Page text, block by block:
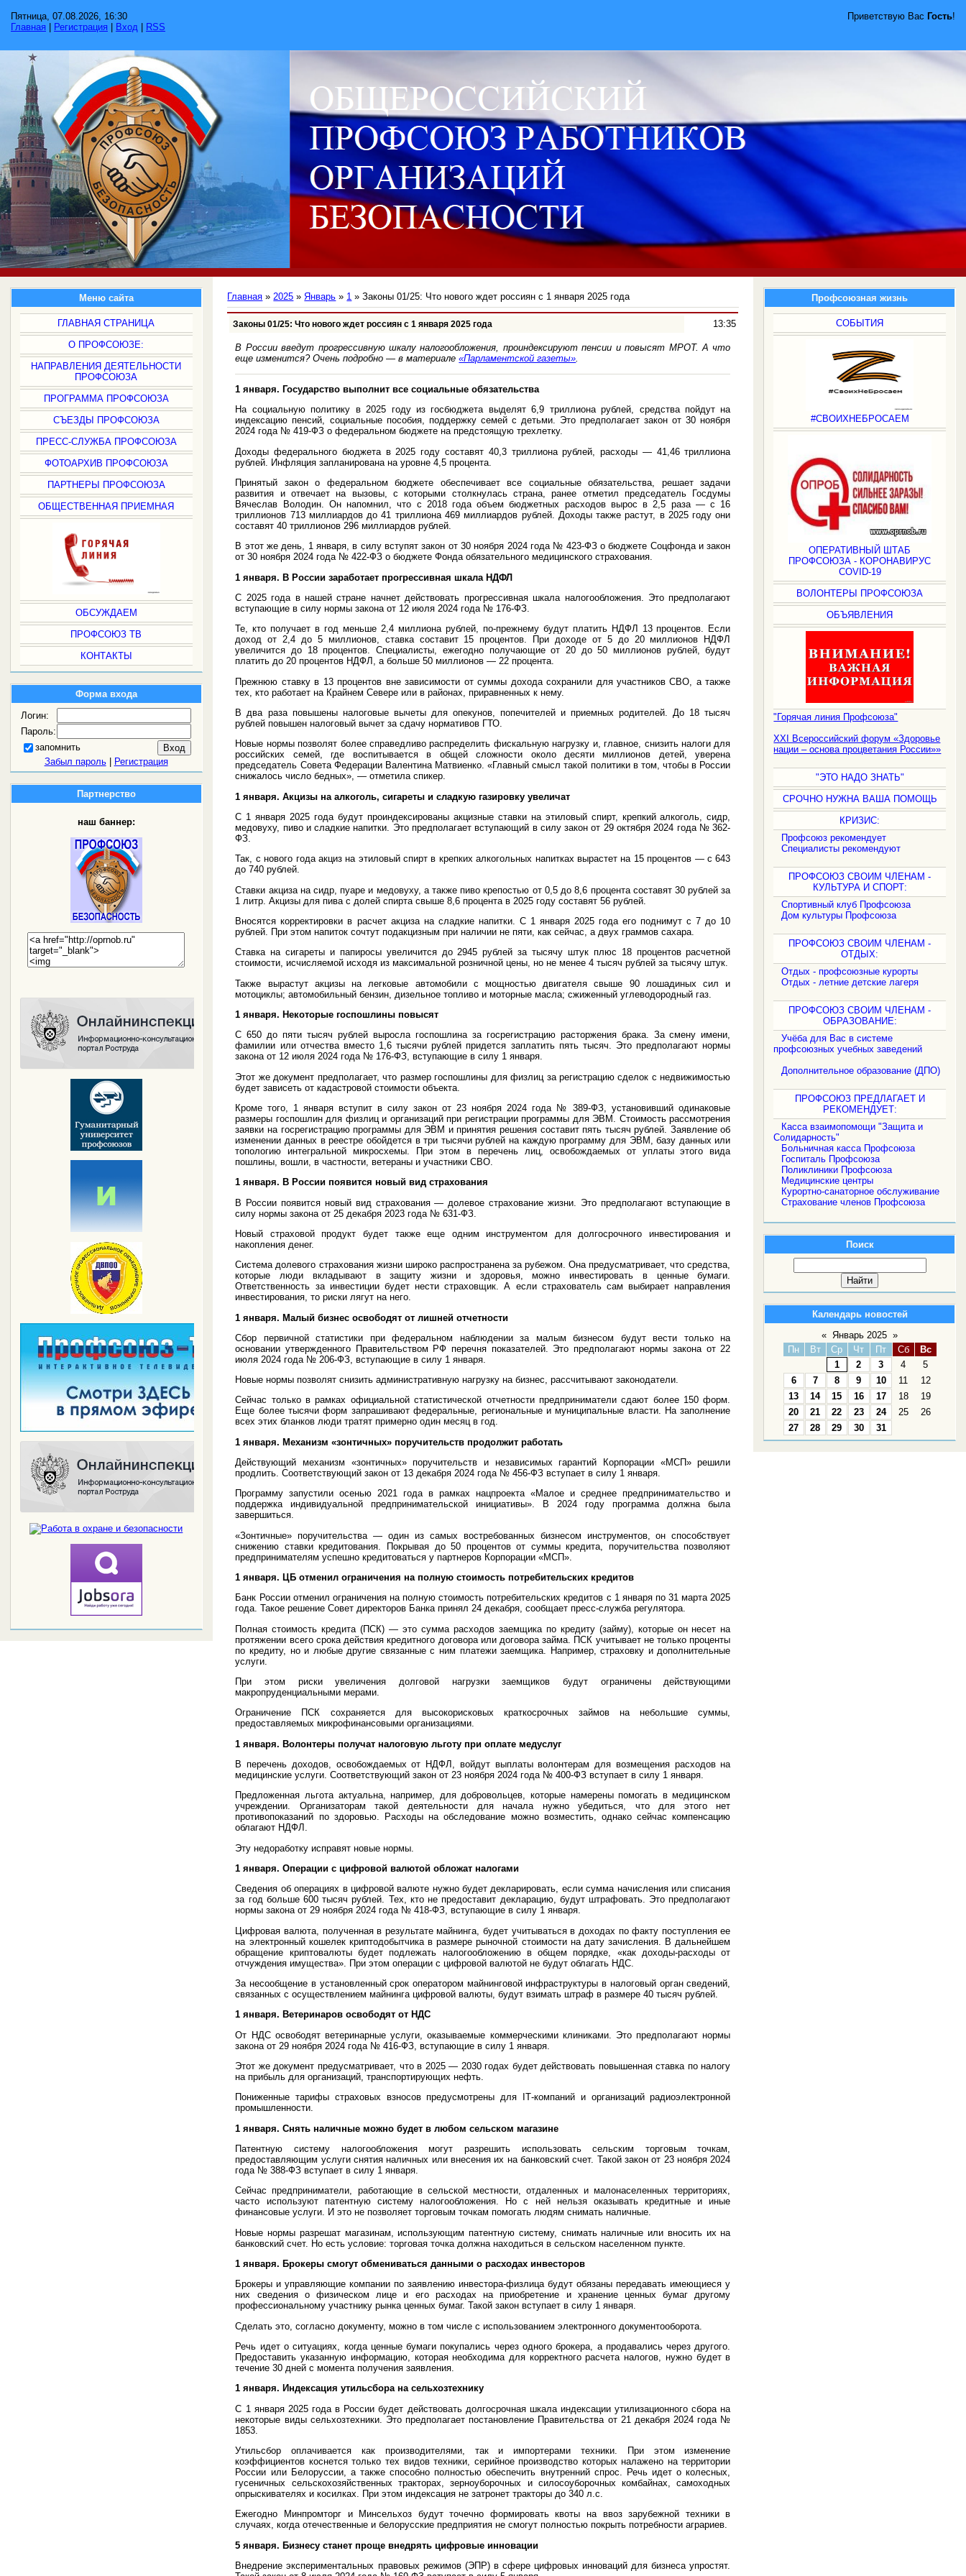
Приветствую Вас Гость!
Пятница, 07.08.2026, 16:30
Главная
Регистрация Вход RSS
Меню сайта
ГЛАВНАЯ СТРАНИЦА
О ПРОФСОЮЗЕ:
НАПРАВЛЕНИЯ ДЕЯТЕЛЬНОСТИ
ПРОФСОЮЗА
ПРОГРАММА ПРОФСОЮЗА
СЪЕЗДЫ ПРОФСОЮЗА
ПРЕСС-СЛУЖБА ПРОФСОЮЗА
ФОТОАРХИВ ПРОФСОЮЗА
ПАРТНЕРЫ ПРОФСОЮЗА
ОБЩЕСТВЕННАЯ ПРИЕМНАЯ
ОБСУЖДАЕМ
ПРОФСОЮЗ ТВ
КОНТАКТЫ
Форма входа
Логин:
Пароль:
запомнить
Забыл пароль| Регистрация
Партнерство
наш баннер:
Профсоюзная жизнь
СОБЫТИЯ
#СВОИХНЕБРОСАЕМ
ОПЕРАТИВНЫЙ ШТАБ
ПРОФСОЮЗА - КОРОНАВИРУС
COVID-19
ВОЛОНТЕРЫ ПРОФСОЮЗА
ОБЪЯВЛЕНИЯ
"Горячая линия Профсоюза"
XXI Всероссийский форум «Здоровье
нации – основа процветания России»»
"ЭТО НАДО ЗНАТЬ"
СРОЧНО НУЖНА ВАША ПОМОЩЬ
КРИЗИС:
Профсоюз рекомендует
Специалисты рекомендуют
ПРОФСОЮЗ СВОИМ ЧЛЕНАМ -
КУЛЬТУРА И СПОРТ:
Спортивный клуб Профсоюза
Дом культуры Профсоюза
ПРОФСОЮЗ СВОИМ ЧЛЕНАМ -
ОТДЫХ:
Отдых - профсоюзные курорты
Отдых - летние детские лагеря
ПРОФСОЮЗ СВОИМ ЧЛЕНАМ -
ОБРАЗОВАНИЕ:
Учёба для Вас в системе
профсоюзных учебных заведений
Дополнительное образование (ДПО)
ПРОФСОЮЗ ПРЕДЛАГАЕТ И
РЕКОМЕНДУЕТ:
Касса взаимопомощи "Защита и
Солидарность"
Больничная касса Профсоюза
Госпиталь Профсоюза
Поликлиники Профсоюза
Медицинские центры
Курортно-санаторное обслуживание
Страхование членов Профсоюза
Поиск
Календарь новостей
« Январь 2025 »
Пн
Вт Ср Чт Пт Сб
Вс
1
2 3 4
5
6
7 8 9 10 11
12
13
14 15 16 17 18
19
20
21 22 23 24 25
26
27
28 29 30 31
Главная »2025 » Январь » 1 » Законы 01/25: Что нового ждет россиян с 1 января 2025 года
Законы 01/25: Что нового ждет россиян с 1 января 2025 года 13:35
В России введут прогрессивную шкалу налогообложения, проиндексируют пенсии и повысят МРОТ. А что
еще изменится? Очень подробно — в материале«Парламентской газеты».
1 января. Государство выполнит все социальные обязательства
На социальную политику в 2025 году из госбюджета выделят 6,9 триллиона рублей, средства пойдут на
индексацию пенсий, социальные пособия, поддержку семей с детьми. Это предполагает закон от 30 ноября
2024 года № 419-ФЗ о федеральном бюджете на предстоящую трехлетку.
Доходы федерального бюджета в 2025 году составят 40,3 триллиона рублей, расходы — 41,46 триллиона
рублей. Инфляция запланирована на уровне 4,5 процента.
Принятый закон о федеральном бюджете обеспечивает все социальные обязательства, решает задачи
развития и отвечает на вызовы, с которыми столкнулась страна, ранее отметил председатель Госдумы
Вячеслав Володин. Он напомнил, что с 2018 года объем бюджетных расходов вырос в 2,5 раза — с 16
триллионов 713 миллиардов до 41 триллиона 469 миллиардов рублей. Доходы также растут, в 2025 году они
составят 40 триллионов 296 миллиардов рублей.
В этот же день, 1 января, в силу вступят закон от 30 ноября 2024 года № 423-ФЗ о бюджете Соцфонда и закон
от 30 ноября 2024 года № 422-ФЗ о бюджете Фонда обязательного медицинского страхования.
1 января. В России заработает прогрессивная шкала НДФЛ
С 2025 года в нашей стране начнет действовать прогрессивная шкала налогообложения. Это предполагают
вступающие в силу нормы закона от 12 июля 2024 года № 176-ФЗ.
Те, кто получает в год меньше 2,4 миллиона рублей, по-прежнему будут платить НДФЛ 13 процентов. Если
доход от 2,4 до 5 миллионов, ставка составит 15 процентов. При доходе от 5 до 20 миллионов НДФЛ
увеличится до 18 процентов. Специалисты, ежегодно получающие от 20 до 50 миллионов рублей, будут
платить до 20 процентов НДФЛ, а больше 50 миллионов — 22 процента.
Прежнюю ставку в 13 процентов вне зависимости от суммы дохода сохранили для участников СВО, а также
тех, кто работает на Крайнем Севере или в районах, приравненных к нему.
В два раза повышены налоговые вычеты для опекунов, попечителей и приемных родителей. До 18 тысяч
рублей повышен налоговый вычет за сдачу нормативов ГТО.
Новые нормы позволят более справедливо распределить фискальную нагрузку и, главное, снизить налоги для
российских семей, где воспитывается в общей сложности около десяти миллионов детей, уверена
председатель Совета Федерации Валентина Матвиенко. «Главный смысл такой политики в том, чтобы в России
снижалось число бедных», — отметила спикер.
1 января. Акцизы на алкоголь, сигареты и сладкую газировку увеличат
С 1 января 2025 года будут проиндексированы акцизные ставки на этиловый спирт, крепкий алкоголь, сидр,
медовуху, пиво и сладкие напитки. Это предполагает вступающий в силу закон от 29 октября 2024 года № 362-
ФЗ.
Так, с нового года акциз на этиловый спирт в крепких алкогольных напитках вырастет на 15 процентов — с 643
до 740 рублей.
Ставки акциза на сидр, пуаре и медовуху, а также пиво крепостью от 0,5 до 8,6 процента составят 30 рублей за
1 литр. Акцизы для пива с долей спирта свыше 8,6 процента в 2025 году составят 56 рублей.
Вносятся корректировки в расчет акциза на сладкие напитки. С 1 января 2025 года его поднимут с 7 до 10
рублей. При этом напиток сочтут подакцизным при наличии не пяти, как сейчас, а двух граммов сахара.
Ставка на сигареты и папиросы увеличится до 2945 рублей за тысячу штук плюс 18 процентов расчетной
стоимости, исчисляемой исходя из максимальной розничной цены, но не менее 4 тысяч рублей за тысячу штук.
Также вырастут акцизы на легковые автомобили с мощностью двигателя свыше 90 лошадиных сил и
мотоциклы; автомобильный бензин, дизельное топливо и моторные масла; сжиженный углеводородный газ.
1 января. Некоторые госпошлины повысят
С 650 до пяти тысяч рублей выросла госпошлина за госрегистрацию расторжения брака. За смену имени,
фамилии или отчества вместо 1,6 тысячи рублей придется заплатить пять тысяч. Это предполагают нормы
закона от 12 июля 2024 года № 176-ФЗ, вступающие в силу 1 января.
Этот же документ предполагает, что размер госпошлины для физлиц за регистрацию сделок с недвижимостью
будет зависеть от кадастровой стоимости объекта.
Кроме того, 1 января вступит в силу закон от 23 ноября 2024 года № 389-ФЗ, установивший одинаковые
размеры госпошлин для физлиц и организаций при регистрации программы для ЭВМ. Стоимость рассмотрения
заявки на госрегистрацию программы для ЭВМ и принятия решения составит пять тысяч рублей. Заявление об
изменении данных в реестре обойдется в три тысячи рублей на каждую программу для ЭВМ, базу данных или
топологию интегральной микросхемы. При этом в перечень лиц, освобождаемых от уплаты этого вида
пошлины, вошли, в частности, ветераны и участники СВО.
1 января. В России появится новый вид страхования
В России появится новый вид страхования — долевое страхование жизни. Это предполагают вступающие в
силу нормы закона от 25 декабря 2023 года № 631-ФЗ.
Новый страховой продукт будет также еще одним инструментом для долгосрочного инвестирования и
накопления денег.
Система долевого страхования жизни широко распространена за рубежом. Она предусматривает, что средства,
которые люди вкладывают в защиту жизни и здоровья, можно инвестировать в ценные бумаги.
Ответственность за инвестиции будет нести страховщик. А если страхователь сам выбирает направления
инвестирования, то риски лягут на него.
1 января. Малый бизнес освободят от лишней отчетности
Сбор первичной статистики при федеральном наблюдении за малым бизнесом будут вести только на
основании утвержденного Правительством РФ перечня показателей. Это предполагают нормы закона от 22
июля 2024 года № 206-ФЗ, вступающие в силу 1 января.
Новые нормы позволят снизить административную нагрузку на бизнес, рассчитывают законодатели.
Сейчас только в рамках официальной статистической отчетности предприниматели сдают более 150 форм.
Еще более тысячи форм запрашивают федеральные, региональные и муниципальные власти. На заполнение
всех этих бланков люди тратят примерно один месяц в год.
1 января. Механизм «зонтичных» поручительств продолжит работать
Действующий механизм «зонтичных» поручительств и независимых гарантий Корпорации «МСП» решили
продлить. Соответствующий закон от 13 декабря 2024 года № 456-ФЗ вступает в силу 1 января.
Программу запустили осенью 2021 года в рамках нацпроекта «Малое и среднее предпринимательство и
поддержка индивидуальной предпринимательской инициативы». В 2024 году программа должна была
завершиться.
«Зонтичные» поручительства — один из самых востребованных бизнесом инструментов, он способствует
снижению ставки кредитования. Покрывая до 50 процентов от суммы кредита, поручительства позволяют
предпринимателям успешно кредитоваться у партнеров Корпорации «МСП».
1 января. ЦБ отменил ограничения на полную стоимость потребительских кредитов
Банк России отменил ограничения на полную стоимость потребительских кредитов с 1 января по 31 марта 2025
года. Такое решение Совет директоров Банка принял 24 декабря, сообщает пресс-служба регулятора.
Полная стоимость кредита (ПСК) — это сумма расходов заемщика по кредиту (займу), которые он несет на
протяжении всего срока действия кредитного договора или договора займа. ПСК учитывает не только проценты
по кредиту, но и любые другие связанные с ним платежи заемщика. Например, страховку и дополнительные
услуги.
При этом риски увеличения долговой нагрузки заемщиков будут ограничены действующими
макропруденциальными мерами.
Ограничение ПСК сохраняется для высокорисковых краткосрочных займов на небольшие суммы,
предоставляемых микрофинансовыми организациями.
1 января. Волонтеры получат налоговую льготу при оплате медуслуг
В перечень доходов, освобождаемых от НДФЛ, войдут выплаты волонтерам для возмещения расходов на
медицинские услуги. Соответствующий закон от 23 ноября 2024 года № 400-ФЗ вступает в силу 1 января.
Предложенная льгота актуальна, например, для добровольцев, которые намерены помогать в медицинском
учреждении. Организаторам такой деятельности для начала нужно убедиться, что для этого нет
противопоказаний по здоровью. Расходы на обследование можно возместить, однако сейчас компенсацию
облагают НДФЛ.
Эту недоработку исправят новые нормы.
1 января. Операции с цифровой валютой обложат налогами
Сведения об операциях в цифровой валюте нужно будет декларировать, если сумма начисления или списания
за год больше 600 тысяч рублей. Тех, кто не предоставит декларацию, будут штрафовать. Это предполагают
нормы закона от 29 ноября 2024 года № 418-ФЗ, вступающие в силу 1 января.
Цифровая валюта, полученная в результате майнинга, будет учитываться в доходах по факту поступления ее
на электронный кошелек криптодобытчика в размере рыночной стоимости на дату зачисления. В дальнейшем
обращение криптовалюты будет подлежать налогообложению в общем порядке, «как доходы-расходы от
отчуждения имущества». При этом операции с цифровой валютой не будут облагать НДС.
За несообщение в установленный срок оператором майнинговой инфраструктуры в налоговый орган сведений,
связанных с осуществлением майнинга цифровой валюты, будут взимать штраф в размере 40 тысяч рублей.
1 января. Ветеринаров освободят от НДС
От НДС освободят ветеринарные услуги, оказываемые коммерческими клиниками. Это предполагают нормы
закона от 29 ноября 2024 года № 416-ФЗ, вступающие в силу 1 января.
Этот же документ предусматривает, что в 2025 — 2030 годах будет действовать повышенная ставка по налогу
на прибыль для организаций, транспортирующих нефть.
Пониженные тарифы страховых взносов предусмотрены для IТ-компаний и организаций радиоэлектронной
промышленности.
1 января. Снять наличные можно будет в любом сельском магазине
Патентную систему налогообложения могут разрешить использовать сельским торговым точкам,
предоставляющим услуги снятия наличных или внесения их на банковский счет. Такой закон от 23 ноября 2024
года № 388-ФЗ вступает в силу 1 января.
Сейчас предприниматели, работающие в сельской местности, отдаленных и малонаселенных территориях,
часто используют патентную систему налогообложения. Но с ней нельзя оказывать кредитные и иные
финансовые услуги. И это не позволяет торговым точкам помогать людям снимать наличные.
Новые нормы разрешат магазинам, использующим патентную систему, снимать наличные или вносить их на
банковский счет. Но есть условие: торговая точка должна находиться в сельском населенном пункте.
1 января. Брокеры смогут обмениваться данными о расходах инвесторов
Брокеры и управляющие компании по заявлению инвестора-физлица будут обязаны передавать имеющиеся у
них сведения о физическом лице и его расходах на приобретение и хранение ценных бумаг другому
профессиональному участнику рынка ценных бумаг. Такой закон вступает в силу 1 января.
Сделать это, согласно документу, можно в том числе с использованием электронного документооборота.
Речь идет о ситуациях, когда ценные бумаги покупались через одного брокера, а продавались через другого.
Предоставить указанную информацию, которая необходима для корректного расчета налогов, нужно будет в
течение 30 дней с момента получения заявления.
1 января. Индексация утильсбора на сельхозтехнику
С 1 января 2025 года в России будет действовать долгосрочная шкала индексации утилизационного сбора на
некоторые виды сельхозтехники. Это предполагает постановление Правительства от 21 декабря 2024 года №
1853.
Утильсбор оплачивается как производителями, так и импортерами техники. При этом изменение
коэффициентов коснется только тех видов техники, серийное производство которых налажено на территории
России или Белоруссии, а также способно полностью обеспечить внутренний спрос. Речь идет о колесных,
гусеничных сельскохозяйственных тракторах, зерноуборочных и силосоуборочных комбайнах, самоходных
опрыскивателях и косилках. При этом индексация не затронет тракторы до 340 л.с.
Ежегодно Минпромторг и Минсельхоз будут точечно формировать квоты на ввоз зарубежной техники в
случаях, когда отечественные и белорусские предприятия не смогут полностью покрыть потребности аграриев.
5 января. Бизнесу станет проще внедрять цифровые инновации
Внедрение экспериментальных правовых режимов (ЭПР) в сфере цифровых инноваций для бизнеса упростят.